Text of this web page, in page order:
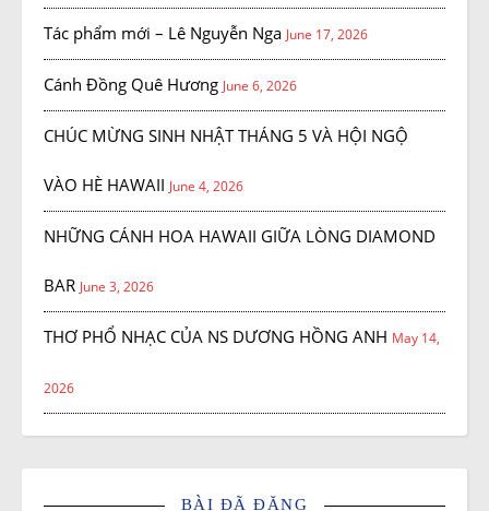
Tác phẩm mới – Lê Nguyễn Nga June 17, 2026
Cánh Đồng Quê Hương June 6, 2026
CHÚC MỪNG SINH NHẬT THÁNG 5 VÀ HỘI NGỘ
VÀO HÈ HAWAII June 4, 2026
NHỮNG CÁNH HOA HAWAII GIỮA LÒNG DIAMOND
BAR June 3, 2026
THƠ PHỔ NHẠC CỦA NS DƯƠNG HỒNG ANH May 14,
2026
BÀI ĐÃ ĐĂNG